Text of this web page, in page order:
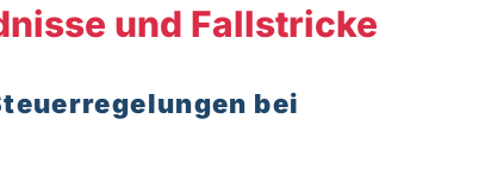
und Fallstricke
bei